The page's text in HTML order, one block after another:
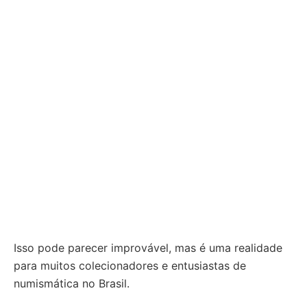
Isso pode parecer improvável, mas é uma realidade
para muitos colecionadores e entusiastas de
numismática no Brasil.